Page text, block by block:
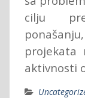
cilju
aktivnosti